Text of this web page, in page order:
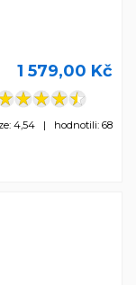
1 579,00 Kč
4,54 | hodnotili: 68